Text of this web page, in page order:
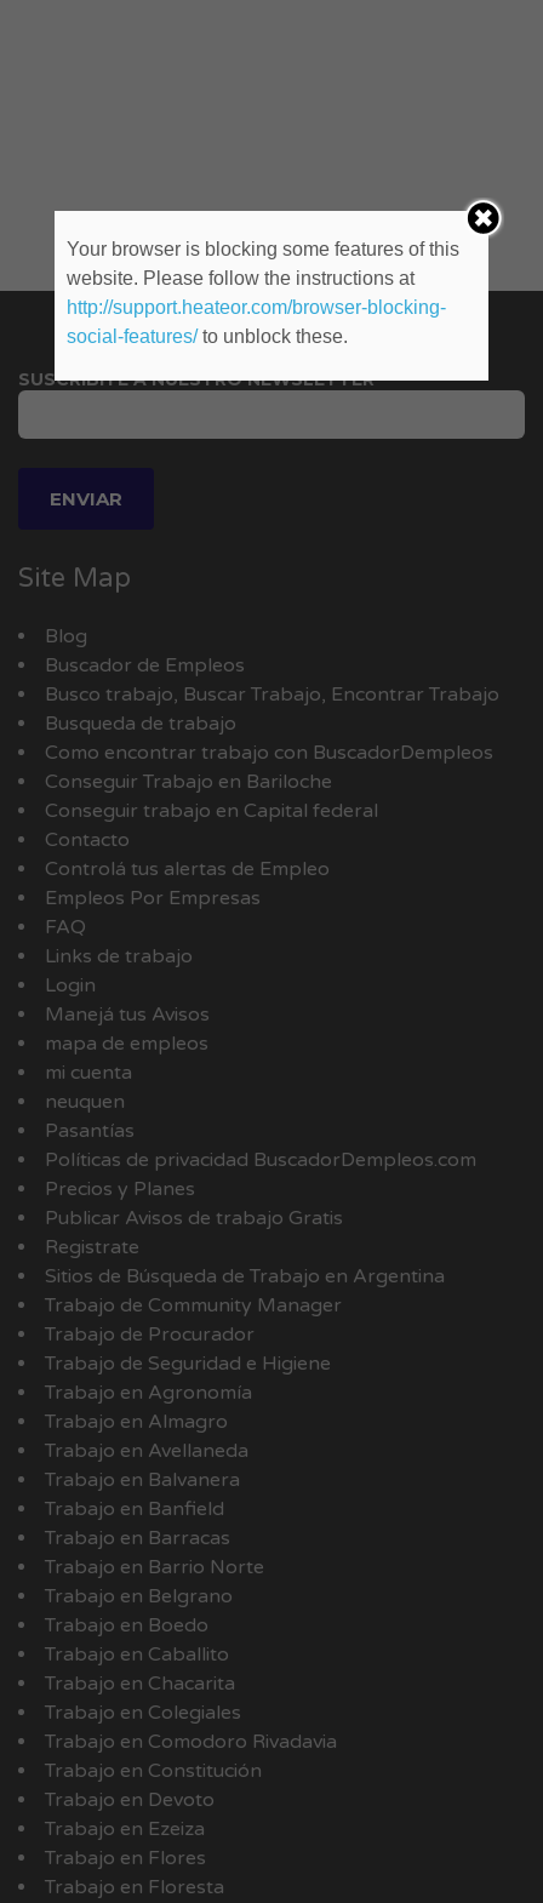
SUSCRIBITE A NUESTRO NEWSLETTER
Site Map
Blog
Buscador de Empleos
Busco trabajo, Buscar Trabajo, Encontrar Trabajo
Busqueda de trabajo
Como encontrar trabajo con BuscadorDempleos
Conseguir Trabajo en Bariloche
Conseguir trabajo en Capital federal
Contacto
Controlá tus alertas de Empleo
Empleos Por Empresas
FAQ
Links de trabajo
Login
Manejá tus Avisos
mapa de empleos
mi cuenta
neuquen
Pasantías
Políticas de privacidad BuscadorDempleos.com
Precios y Planes
Publicar Avisos de trabajo Gratis
Registrate
Sitios de Búsqueda de Trabajo en Argentina
Trabajo de Community Manager
Trabajo de Procurador
Trabajo de Seguridad e Higiene
Trabajo en Agronomía
Trabajo en Almagro
Trabajo en Avellaneda
Trabajo en Balvanera
Trabajo en Banfield
Trabajo en Barracas
Trabajo en Barrio Norte
Trabajo en Belgrano
Trabajo en Boedo
Trabajo en Caballito
Trabajo en Chacarita
Trabajo en Colegiales
Trabajo en Comodoro Rivadavia
Trabajo en Constitución
Trabajo en Devoto
Trabajo en Ezeiza
Trabajo en Flores
Trabajo en Floresta
Your browser is blocking some features of this
website. Please follow the instructions at
http://support.heateor.com/browser-blocking-
social-features/to unblock these.